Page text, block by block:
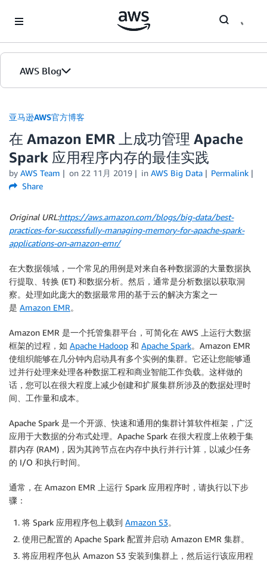
AWS Blog
首页
版本
亚马逊AWS官方博客
在 Amazon EMR 上成功管理 Apache
Spark 应用程序内存的最佳实践
by AWS Team on 22 11月 2019 in AWS Big Data
Permalink
Share
Original URL:https://aws.amazon.com/blogs/big-data/best-
practices-for-successfully-managing-memory-for-apache-spark-
applications-on-amazon-emr/
在大数据领域，一个常见的用例是对来自各种数据源的大量数据执
行提取、转换 (ET) 和数据分析。然后，通常是分析数据以获取洞
察。处理如此庞大的数据最常用的基于云的解决方案之一
是 Amazon EMR。
Amazon EMR 是一个托管集群平台，可简化在 AWS 上运行大数据
框架的过程，如 Apache Hadoop 和 Apache Spark。Amazon EMR
使组织能够在几分钟内启动具有多个实例的集群。它还让您能够通
过并行处理来处理各种数据工程和商业智能工作负载。这样做的
话，您可以在很大程度上减少创建和扩展集群所涉及的数据处理时
间、工作量和成本。
Apache Spark 是一个开源、快速和通用的集群计算软件框架，广泛
应用于大数据的分布式处理。Apache Spark 在很大程度上依赖于集
群内存 (RAM)，因为其跨节点在内存中执行并行计算，以减少任务
的 I/O 和执行时间。
通常，在 Amazon EMR 上运行 Spark 应用程序时，请执行以下步
骤：
将 Spark 应用程序包上载到 Amazon S3。
使用已配置的 Apache Spark 配置并启动 Amazon EMR 集群。
将应用程序包从 Amazon S3 安装到集群上，然后运行该应用程